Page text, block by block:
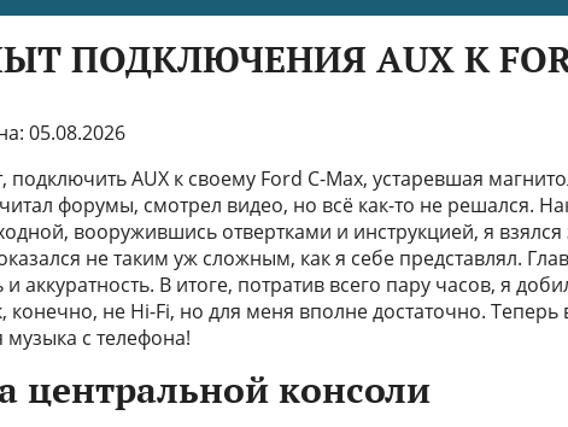
ПОДКЛЮЧЕНИЯ AUX К
05.08.2026
подключить AUX к своему Ford C-Max, устаревшая
форумы, смотрел видео, но всё как-то не решался.
вооружившись отвертками и инструкцией, я взялся
не таким уж сложным, как я себе представлял.
аккуратность. В итоге, потратив всего пару часов, я
конечно, не Hi-Fi, но для меня вполне достаточно.
с телефона!
центральной консоли